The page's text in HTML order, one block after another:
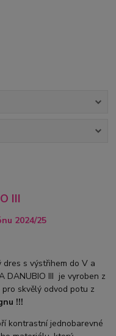
III
2024/25
dres s výstřihem do V a
DANUBIO III je vyroben z
skvělý odvod potu z
!!!
kontrastní jednobarevné